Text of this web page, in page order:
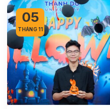
05
THÁNG 11